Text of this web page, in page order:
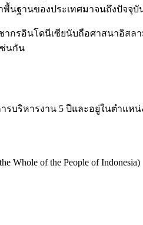
พื้นฐานของประเทศมาจนถึงปัจจุบั
ากรอินโดนีเซียนับถือศาสนาอิสล
ช่นกัน
บริหารงาน 5 ปีและอยู่ในตำแห
Whole of the People of Indonesia)